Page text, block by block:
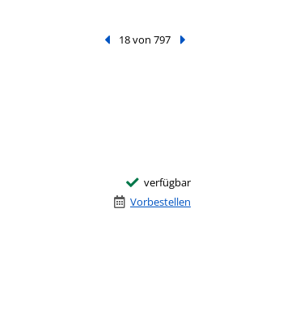
Vorheriger Treffer
18 von 797 Nächster Treffer
verfügbar
Vorbestellen